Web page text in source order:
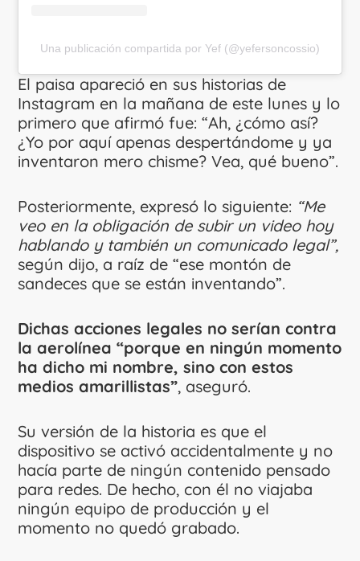
Una publicación compartida por Yef (@yefersoncossio)
El paisa apareció en sus historias de
Instagram en la mañana de este lunes y lo
primero que afirmó fue: “Ah, ¿cómo así?
¿Yo por aquí apenas despertándome y ya
inventaron mero chisme? Vea, qué bueno”.
Posteriormente, expresó lo siguiente: “Me
veo en la obligación de subir un video hoy
hablando y también un comunicado legal”,
según dijo, a raíz de “ese montón de
sandeces que se están inventando”.
Dichas acciones legales no serían contra
la aerolínea “porque en ningún momento
ha dicho mi nombre, sino con estos
medios amarillistas”, aseguró.
Su versión de la historia es que el
dispositivo se activó accidentalmente y no
hacía parte de ningún contenido pensado
para redes. De hecho, con él no viajaba
ningún equipo de producción y el
momento no quedó grabado.